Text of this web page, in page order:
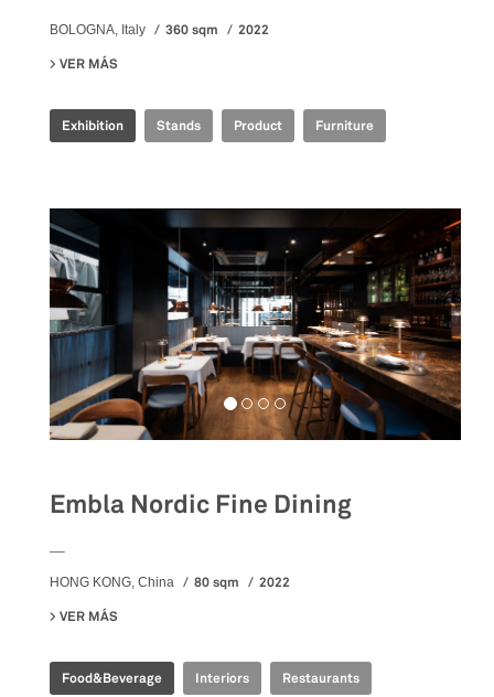
BOLOGNA, Italy 360 sqm
2022
VER MÁS
Exhibition Stands Product Furniture
Embla Nordic Fine Dining
HONG KONG, China 80 sqm
2022
VER MÁS
Food&Beverage Interiors Restaurants